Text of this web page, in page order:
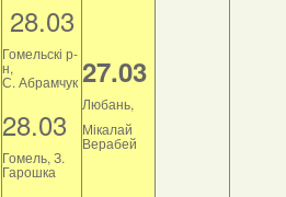
28.03
Гомельскі р-
н,
С. Абрамчук
28.03
Гомель, З.
Гарошка
27.03
Любань,
Мікалай
Верабей